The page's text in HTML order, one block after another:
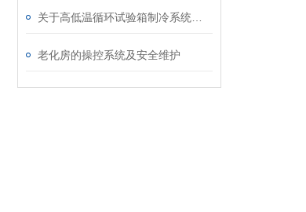
老化房的操控系统及安全维护